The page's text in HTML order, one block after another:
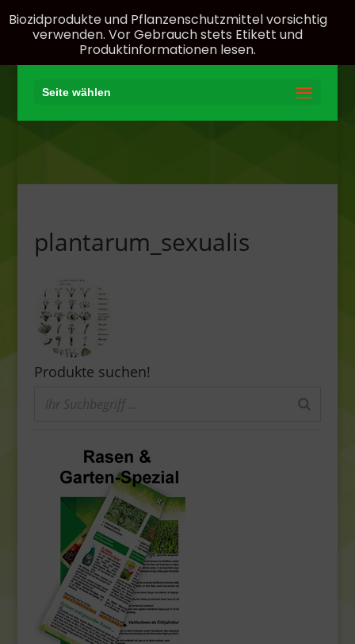
Seite wählen
plantarum_sexualis
Produkte suchen!
Biozidprodukte und Pflanzenschutzmittel vorsichtig
verwenden. Vor Gebrauch stets Etikett und
Produktinformationen lesen.